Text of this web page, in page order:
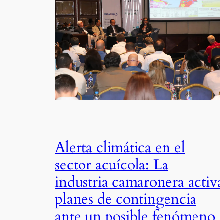
Alerta climática en el
sector acuícola: La
industria camaronera
planes de contingencia